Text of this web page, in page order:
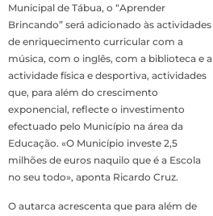
Municipal de Tábua, o “Aprender
Brincando” será adicionado às actividades
de enriquecimento curricular com a
música, com o inglês, com a biblioteca e a
actividade física e desportiva, actividades
que, para além do crescimento
exponencial, reflecte o investimento
efectuado pelo Município na área da
Educação. «O Município investe 2,5
milhões de euros naquilo que é a Escola
no seu todo», aponta Ricardo Cruz.
O autarca acrescenta que para além de